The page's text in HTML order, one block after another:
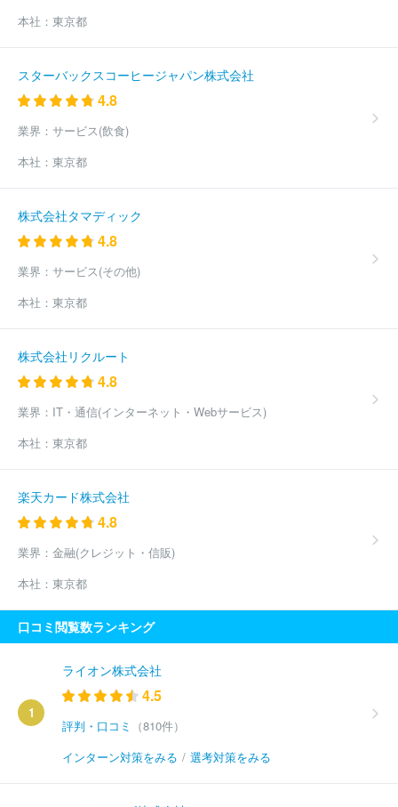
書院
株式会社生活の友社
株式会社高橋書店
株式会社新潮社 株式会社集英社
株式会社
ＭＢＫ Ｗｅｌｌｎｅｓｓ株式会社
株式会社ポプラ社
翔泳社
株式会社宣伝会議
株式会社ダイヤモン
ド社
合同会社コンデナスト・ジャパン
株式会社
株式会社ぎょうせい
会社ループスプロダクション
株式会社宇宙堂八木書店
株式会社
ビイサイドプランニング
本社： 東京都
スターバックスコーヒージャパン株式会社
4.8
業界： サービス(飲食)
本社： 東京都
株式会社タマディック
4.8
業界： サービス(その他)
本社： 東京都
株式会社リクルート
4.8
業界： IT・通信(インターネット・Webサービス)
本社： 東京都
楽天カード株式会社
4.8
業界： 金融(クレジット・信販)
本社： 東京都
口コミ閲覧数ランキング
1
ライオン株式会社
4.5
評判・口コミ
（810件）
インターン対策をみる / 選考対策をみる